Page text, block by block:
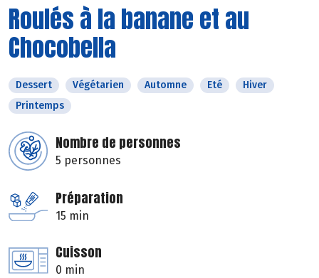
Roulés à la banane et au
Chocobella
Dessert Végétarien Automne Eté
Hiver
Printemps
Nombre de personnes
5 personnes
Préparation
15 min
Cuisson
0 min